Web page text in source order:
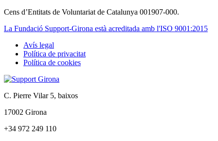
Cens d’Entitats de Voluntariat de Catalunya 001907-000.
La Fundació Support-Girona està acreditada amb l'ISO 9001:2015
Tertiary
navigation
Avís legal
Política de privacitat
Política de cookies
C. Pierre Vilar 5, baixos
17002 Girona
+34 972 249 110